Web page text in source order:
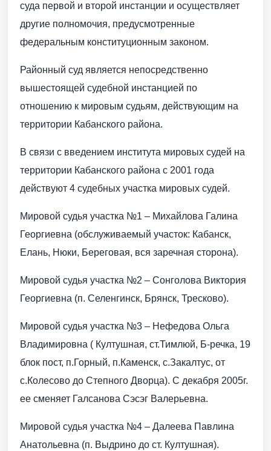
суда первой и второй инстанции и осуществляет
другие полномочия, предусмотренные
федеральным конституционным законом.
Районный суд является непосредственно
вышестоящей судебной инстанцией по
отношению к мировым судьям, действующим на
территории Кабанского района.
В связи с введением института мировых судей на
территории Кабанского района с 2001 года
действуют 4 судебных участка мировых судей.
Мировой судья участка №1 – Михайлова Галина
Георгиевна (обслуживаемый участок: Кабанск,
Елань, Нюки, Береговая, вся заречная сторона).
Мировой судья участка №2 – Сонголова Виктория
Георгиевна (п. Селенгинск, Брянск, Тресково).
Мировой судья участка №3 – Нефедова Ольга
Владимировна ( Култушная, ст.Тимлюй, Б-речка, 19
блок пост, п.Горный, п.Каменск, с.Закалтус, от
с.Колесово до Степного Дворца). С декабря 2005г.
ее сменяет Галсанова Сэсэг Валерьевна.
Мировой судья участка №4 – Далеева Павлина
Анатольевна (п. Выдрино до ст. Култушная).